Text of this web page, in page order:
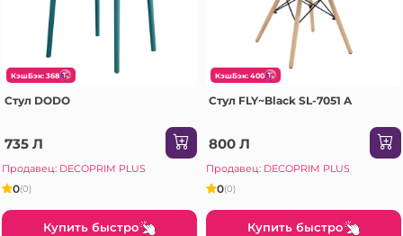
КэшБэк: 368
Стул DODO
735 Л
Продавец: DECOPRIM PLUS
0(0)
Купить быстро
КэшБэк: 400
Стул FLY~Black SL-7051 A
800 Л
Продавец: DECOPRIM PLUS
0(0)
Купить быстро